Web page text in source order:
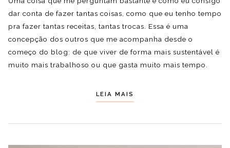
dar conta de fazer tantas coisas, como que eu tenho tempo
pra fazer tantas receitas, tantas trocas. Essa é uma
concepção dos outros que me acompanha desde o
começo do blog: de que viver de forma mais sustentável é
muito mais trabalhoso ou que gasta muito mais tempo.
LEIA MAIS